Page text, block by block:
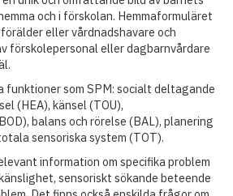
och i förskolan. Hemmaformuläret
eller vårdnadshavare och
förskolepersonal eller dagbarnvårdare
funktioner som SPM: socialt deltagande
(HEA), känsel (TOU),
balans och rörelse (BAL), planering
sensoriska system (TOT).
information om specifika problem
sensoriskt sökande beteende